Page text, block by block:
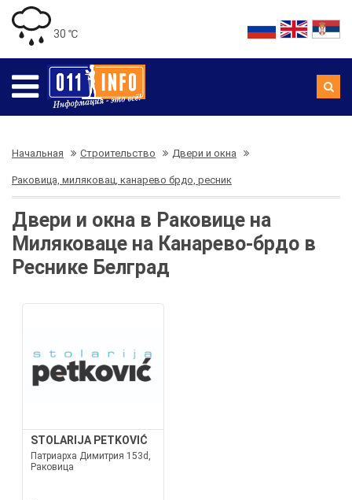
30 ℃
Начальная Строительство Двери и окна
Раковица, миляковац, канарево брдо, ресник
Двери и окна в Раковице на
Миляковаце на Канарево-брдо в
Реснике Белград
STOLARIJA PETKOVIĆ
Патриарха Димитрия 153d,
Раковица